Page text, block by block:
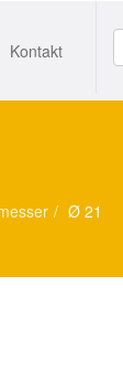
Kontakt
Ø 21